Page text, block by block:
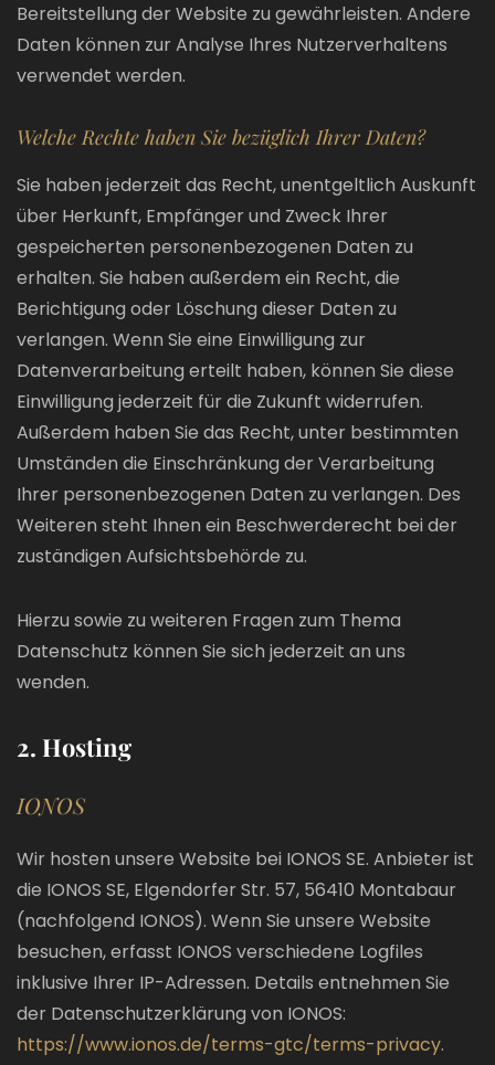
Bereitstellung der Website zu gewährleisten. Andere
Daten können zur Analyse Ihres Nutzerverhaltens
verwendet werden.
Welche Rechte haben Sie bezüglich Ihrer Daten?
Sie haben jederzeit das Recht, unentgeltlich Auskunft
über Herkunft, Empfänger und Zweck Ihrer
gespeicherten personenbezogenen Daten zu
erhalten. Sie haben außerdem ein Recht, die
Berichtigung oder Löschung dieser Daten zu
verlangen. Wenn Sie eine Einwilligung zur
Datenverarbeitung erteilt haben, können Sie diese
Einwilligung jederzeit für die Zukunft widerrufen.
Außerdem haben Sie das Recht, unter bestimmten
Umständen die Einschränkung der Verarbeitung
Ihrer personenbezogenen Daten zu verlangen. Des
Weiteren steht Ihnen ein Beschwerderecht bei der
zuständigen Aufsichtsbehörde zu.
Hierzu sowie zu weiteren Fragen zum Thema
Datenschutz können Sie sich jederzeit an uns
wenden.
2. Hosting
IONOS
Wir hosten unsere Website bei IONOS SE. Anbieter ist
die IONOS SE, Elgendorfer Str. 57, 56410 Montabaur
(nachfolgend IONOS). Wenn Sie unsere Website
besuchen, erfasst IONOS verschiedene Logfiles
inklusive Ihrer IP-Adressen. Details entnehmen Sie
der Datenschutzerklärung von IONOS:
https://www.ionos.de/terms-gtc/terms-privacy.